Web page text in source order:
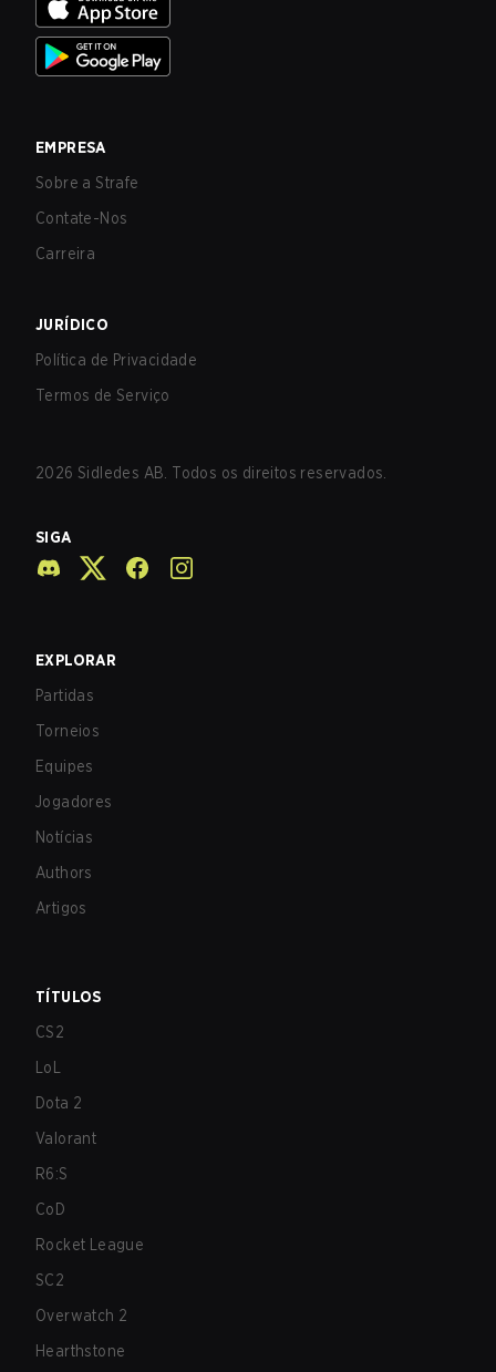
EMPRESA
Sobre a Strafe
Contate-Nos
Carreira
JURÍDICO
Política de Privacidade
Termos de Serviço
2026 Sidledes AB. Todos os direitos reservados.
SIGA
EXPLORAR
Partidas
Torneios
Equipes
Jogadores
Notícias
Authors
Artigos
TÍTULOS
CS2
LoL
Dota 2
Valorant
R6:S
CoD
Rocket League
SC2
Overwatch 2
Hearthstone